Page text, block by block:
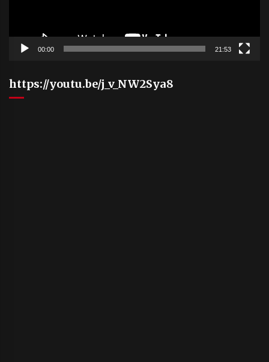
00:00 21:53
https://youtu.be/j_v_NW2Sya8